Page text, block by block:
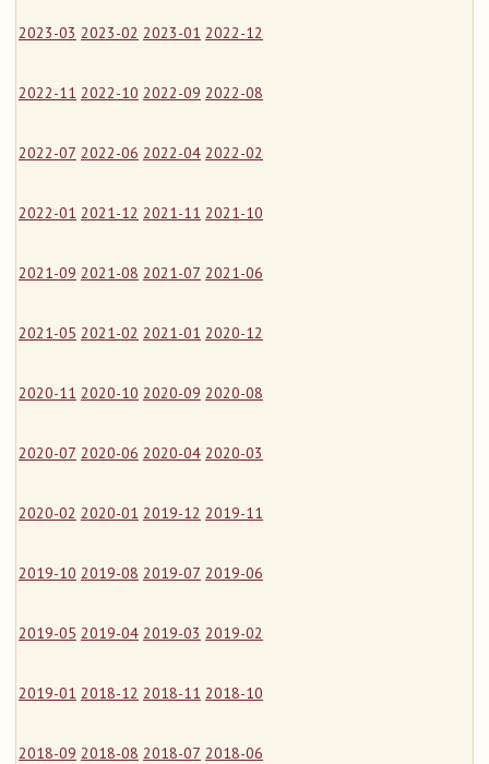
2023-03 2023-02 2023-01 2022-12
2022-11 2022-10 2022-09 2022-08
2022-07 2022-06 2022-04 2022-02
2022-01 2021-12 2021-11 2021-10
2021-09 2021-08 2021-07 2021-06
2021-05 2021-02 2021-01 2020-12
2020-11 2020-10 2020-09 2020-08
2020-07 2020-06 2020-04 2020-03
2020-02 2020-01 2019-12 2019-11
2019-10 2019-08 2019-07 2019-06
2019-05 2019-04 2019-03 2019-02
2019-01 2018-12 2018-11 2018-10
2018-09 2018-08 2018-07 2018-06